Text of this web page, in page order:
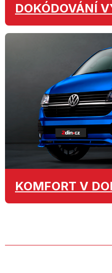
DOKÓDOVÁNÍ
KOMFORT V